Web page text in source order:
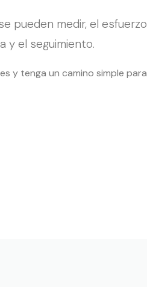
pueden medir, el esfuerzo
y el seguimiento.
y tenga un camino simple para